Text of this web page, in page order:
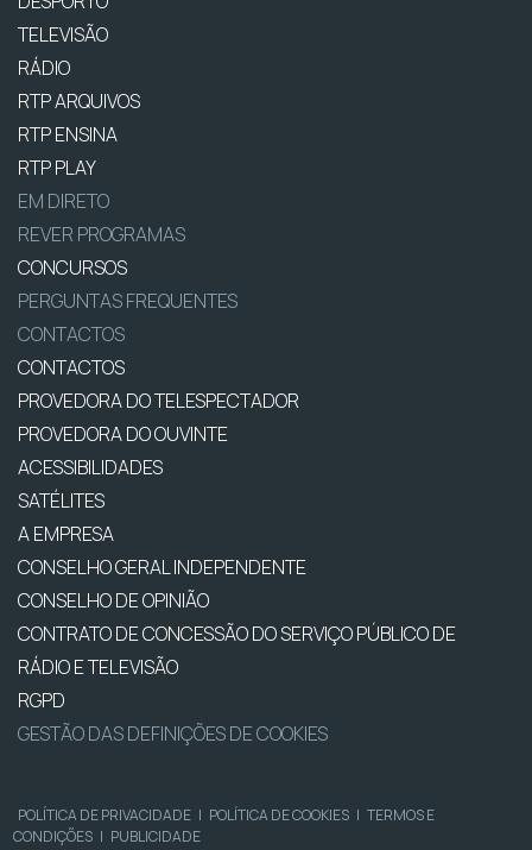
TELEVISÃO
RÁDIO
RTP ARQUIVOS
RTP ENSINA
RTP PLAY
EM DIRETO
REVER PROGRAMAS
CONCURSOS
PERGUNTAS FREQUENTES
CONTACTOS
CONTACTOS
PROVEDORA DO TELESPECTADOR
PROVEDORA DO OUVINTE
ACESSIBILIDADES
SATÉLITES
A EMPRESA
CONSELHO GERAL INDEPENDENTE
CONSELHO DE OPINIÃO
CONTRATO DE CONCESSÃO DO SERVIÇO PÚBLICO DE
RÁDIO E TELEVISÃO
RGPD
GESTÃO DAS DEFINIÇÕES DE COOKIES
POLÍTICA DE PRIVACIDADE | POLÍTICA DE COOKIES | TERMOS E
CONDIÇÕES | PUBLICIDADE